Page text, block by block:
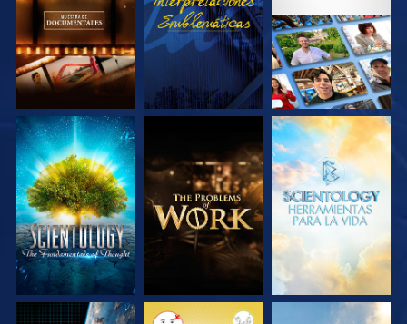
SERIES
EXPLORA LAS
SERIES
EXPLORA LAS
SERIES
EXPLORA LAS
SERIES